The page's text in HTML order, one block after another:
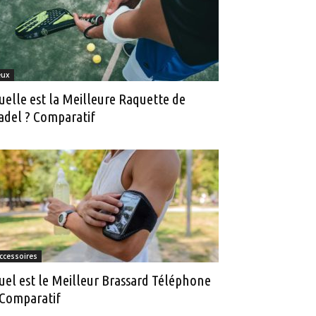
est la Meilleure Raquette de
? Comparatif
est le Meilleur Brassard Téléphone